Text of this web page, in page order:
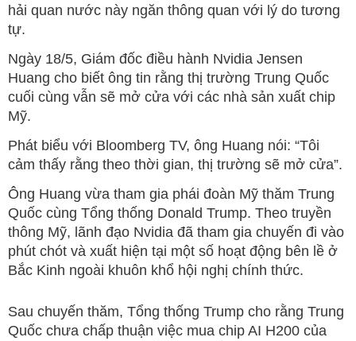
hải quan nước này ngăn thông quan với lý do tương
tự.
Ngày 18/5, Giám đốc điều hành Nvidia Jensen
Huang cho biết ông tin rằng thị trường Trung Quốc
cuối cùng vẫn sẽ mở cửa với các nhà sản xuất chip
Mỹ.
Phát biểu với Bloomberg TV, ông Huang nói: “Tôi
cảm thấy rằng theo thời gian, thị trường sẽ mở cửa”.
Ông Huang vừa tham gia phái đoàn Mỹ thăm Trung
Quốc cùng Tổng thống Donald Trump. Theo truyền
thông Mỹ, lãnh đạo Nvidia đã tham gia chuyến đi vào
phút chót và xuất hiện tại một số hoạt động bên lề ở
Bắc Kinh ngoài khuôn khổ hội nghị chính thức.
Sau chuyến thăm, Tổng thống Trump cho rằng Trung
Quốc chưa chấp thuận việc mua chip AI H200 của